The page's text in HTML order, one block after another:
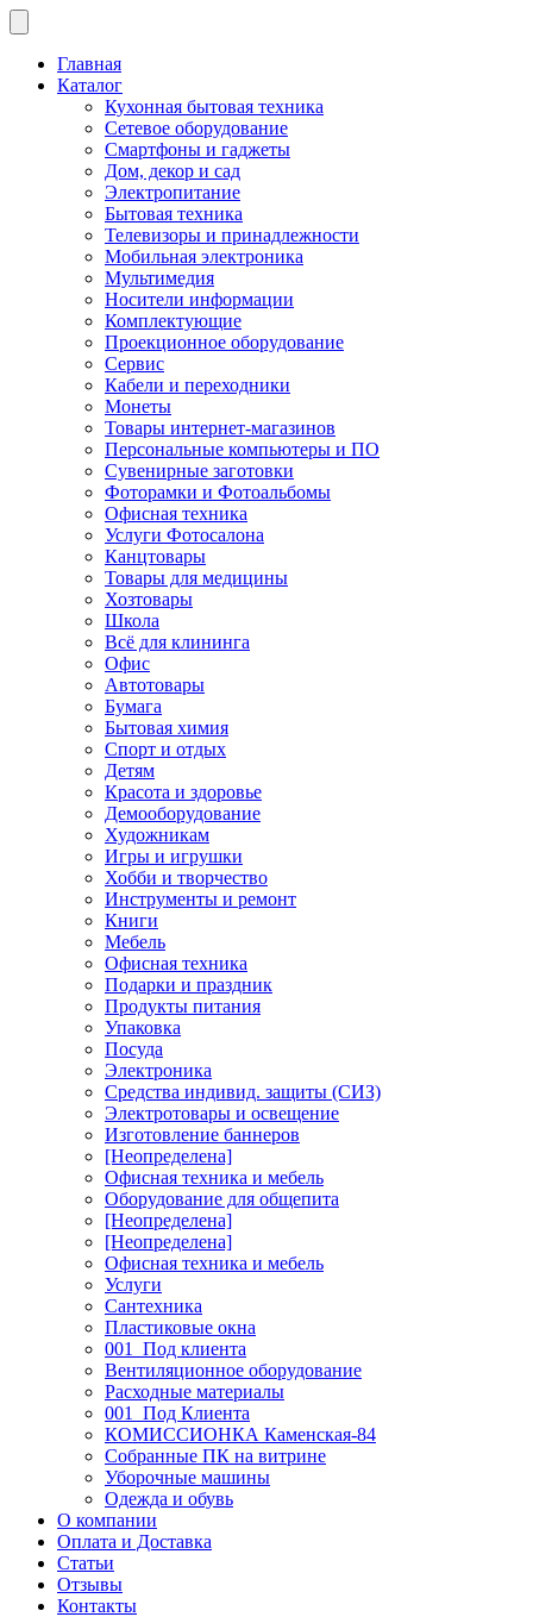
Главная
Каталог
Кухонная бытовая техника
Сетевое оборудование
Смартфоны и гаджеты
Дом, декор и сад
Электропитание
Бытовая техника
Телевизоры и принадлежности
Мобильная электроника
Мультимедия
Носители информации
Комплектующие
Проекционное оборудование
Сервис
Кабели и переходники
Монеты
Товары интернет-магазинов
Персональные компьютеры и ПО
Сувенирные заготовки
Фоторамки и Фотоальбомы
Офисная техника
Услуги Фотосалона
Канцтовары
Товары для медицины
Хозтовары
Школа
Всё для клининга
Офис
Автотовары
Бумага
Бытовая химия
Спорт и отдых
Детям
Красота и здоровье
Демооборудование
Художникам
Игры и игрушки
Хобби и творчество
Инструменты и ремонт
Книги
Мебель
Офисная техника
Подарки и праздник
Продукты питания
Упаковка
Посуда
Электроника
Средства индивид. защиты (СИЗ)
Электротовары и освещение
Изготовление баннеров
[Неопределена]
Офисная техника и мебель
Оборудование для общепита
[Неопределена]
[Неопределена]
Офисная техника и мебель
Услуги
Сантехника
Пластиковые окна
001_Под клиента
Вентиляционное оборудование
Расходные материалы
001_Под Клиента
КОМИССИОНКА Каменская-84
Собранные ПК на витрине
Уборочные машины
Одежда и обувь
О компании
Оплата и Доставка
Статьи
Отзывы
Контакты